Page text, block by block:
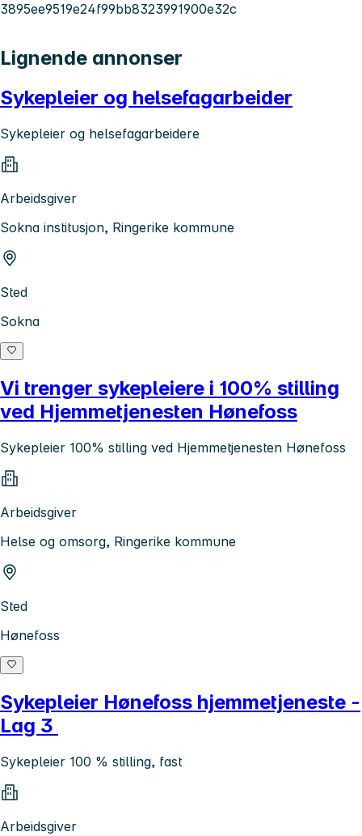
3895ee9519e24f99bb8323991900e32c
Lignende annonser
Sykepleier og helsefagarbeider
Sykepleier og helsefagarbeidere
Arbeidsgiver
Sokna institusjon, Ringerike kommune
Sted
Sokna
Vi trenger sykepleiere i 100% stilling
ved Hjemmetjenesten Hønefoss
Sykepleier 100% stilling ved Hjemmetjenesten Hønefoss
Arbeidsgiver
Helse og omsorg, Ringerike kommune
Sted
Hønefoss
Sykepleier Hønefoss hjemmetjeneste -
Lag 3
Sykepleier 100 % stilling, fast
Arbeidsgiver